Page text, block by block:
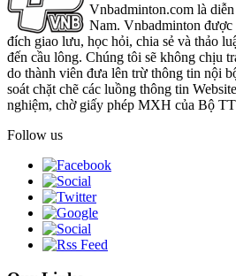
Vnbadminton.com là
Nam. Vnbadminton
đích giao lưu, học hỏi, chia sẻ và thảo
đến cầu lông. Chúng tôi sẽ không chịu
do thành viên đưa lên trừ thông tin nội
soát chặt chẽ các luồng thông tin
nghiệm, chờ giấy phép MXH của Bộ
Follow us